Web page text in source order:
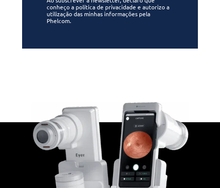
conheço a política de privacidade e autorizo a
utilização das minhas informações pela
Phelcom.